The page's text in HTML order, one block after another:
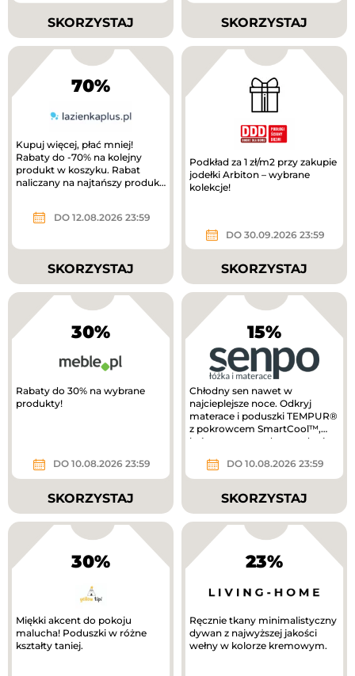
SKORZYSTAJ SKORZYSTAJ
70%
Kupuj więcej, płać mniej!
Rabaty do -70% na kolejny
produkt w koszyku. Rabat
naliczany na najtańszy produkt
DO 12.08.2026 23:59
SKORZYSTAJ
Podkład za 1 zł/m2 przy zakupie
jodełki Arbiton – wybrane
kolekcje!
DO 30.09.2026 23:59
SKORZYSTAJ
30%
Rabaty do 30% na wybrane
produkty!
DO 10.08.2026 23:59
SKORZYSTAJ
15%
Chłodny sen nawet w
najcieplejsze noce. Odkryj
materace i poduszki TEMPUR®
z pokrowcem SmartCool™,
który pomaga odprowadzać
DO 10.08.2026 23:59
SKORZYSTAJ
30%
Miękki akcent do pokoju
malucha! Poduszki w różne
kształty taniej.
23%
Ręcznie tkany minimalistyczny
dywan z najwyższej jakości
wełny w kolorze kremowym.